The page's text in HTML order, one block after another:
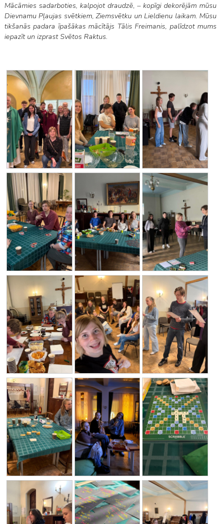
Mācāmies sadarboties, kalpojot draudzē, –kopīgi dekorējām mūsu
Dievnamu Pļaujas svētkiem, Ziemsvētku un Lieldienu laikam. Mūsu
tikšanās padara īpašākas mācītājs Tālis Freimanis, palīdzot mums
iepazīt un izprast Svētos Raktus.